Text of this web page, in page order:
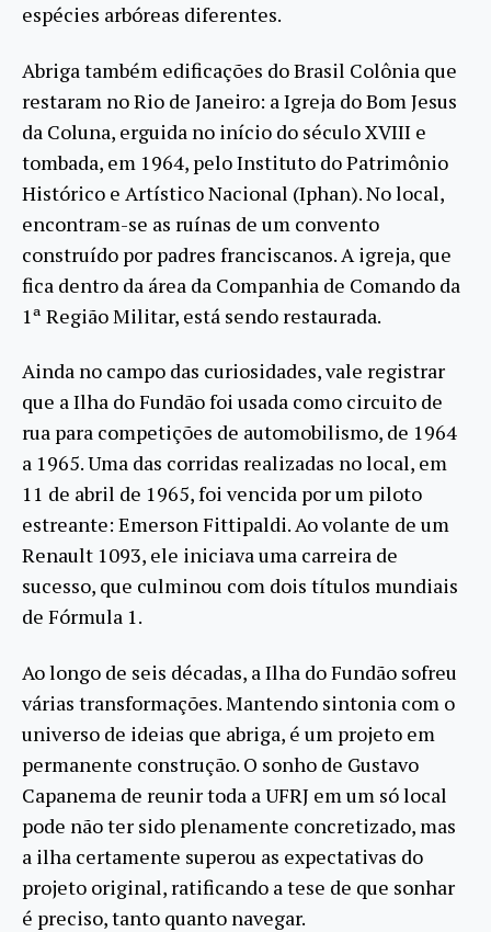
espécies arbóreas diferentes.
Abriga também edificações do Brasil Colônia que
restaram no Rio de Janeiro: a Igreja do Bom Jesus
da Coluna, erguida no início do século XVIII e
tombada, em 1964, pelo Instituto do Patrimônio
Histórico e Artístico Nacional (Iphan). No local,
encontram-se as ruínas de um convento
construído por padres franciscanos. A igreja, que
fica dentro da área da Companhia de Comando da
1ª Região Militar, está sendo restaurada.
Ainda no campo das curiosidades, vale registrar
que a Ilha do Fundão foi usada como circuito de
rua para competições de automobilismo, de 1964
a 1965. Uma das corridas realizadas no local, em
11 de abril de 1965, foi vencida por um piloto
estreante: Emerson Fittipaldi. Ao volante de um
Renault 1093, ele iniciava uma carreira de
sucesso, que culminou com dois títulos mundiais
de Fórmula 1.
Ao longo de seis décadas, a Ilha do Fundão sofreu
várias transformações. Mantendo sintonia com o
universo de ideias que abriga, é um projeto em
permanente construção. O sonho de Gustavo
Capanema de reunir toda a UFRJ em um só local
pode não ter sido plenamente concretizado, mas
a ilha certamente superou as expectativas do
projeto original, ratificando a tese de que sonhar
é preciso, tanto quanto navegar.